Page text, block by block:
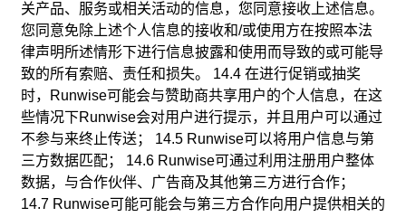
关产品、服务或相关活动的信息，您同意接收上述信息。
您同意免除上述个人信息的接收和/或使用方在按照本法
律声明所述情形下进行信息披露和使用而导致的或可能导
致的所有索赔、责任和损失。 14.4 在进行促销或抽奖
时，Runwise可能会与赞助商共享用户的个人信息，在这
些情况下Runwise会对用户进行提示，并且用户可以通过
不参与来终止传送； 14.5 Runwise可以将用户信息与第
三方数据匹配； 14.6 Runwise可通过利用注册用户整体
数据，与合作伙伴、广告商及其他第三方进行合作；
14.7 Runwise可能可能会与第三方合作向用户提供相关的